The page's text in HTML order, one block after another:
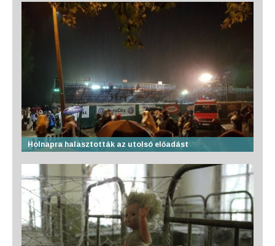
Holnapra halasztották az utolsó előadást